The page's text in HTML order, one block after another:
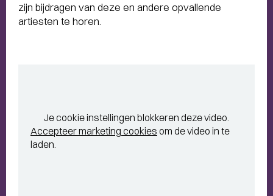
zijn bijdragen van deze en andere opvallende
artiesten te horen.
Je cookie instellingen blokkeren deze video.
Accepteer marketing cookies om de video in te
laden.